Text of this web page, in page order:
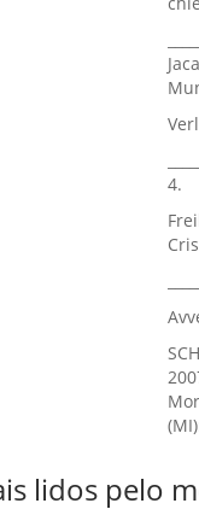
4.
lidos pelo